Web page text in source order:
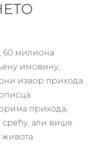
60 милиона
имовину,
извор прихода
прихода,
срећу, али више